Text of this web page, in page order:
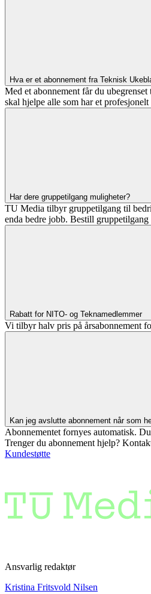
Hva er et abonnement fra Teknisk
Med et abonnement får du
skal hjelpe alle som har et
Har dere gruppetilgang muligheter?
TU Media tilbyr gruppetilgang til
enda bedre jobb. Bestill gruppetilgang
Rabatt for NITO- og Teknamedlemmer
Vi tilbyr halv pris på årsabonnement
Kan jeg avslutte abonnement når som
Abonnementet fornyes automatisk.
Trenger du abonnement hjelp?
Kundestøtte
Ansvarlig redaktør
Kristina Fritsvold Nilsen